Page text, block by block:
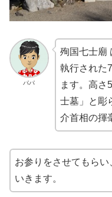
パパ
殉国七士廟
執行された
ます。高さ
士墓」と彫
介首相の揮
お参りをさせてもら
いきます。